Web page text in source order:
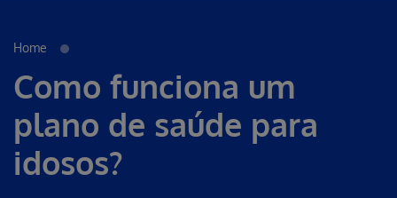
Home
Como funciona um
plano de saúde para
idosos?